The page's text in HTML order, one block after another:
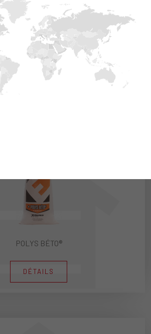
POLITERM® Fein
POLYS BÉTO®
DÉTAILS